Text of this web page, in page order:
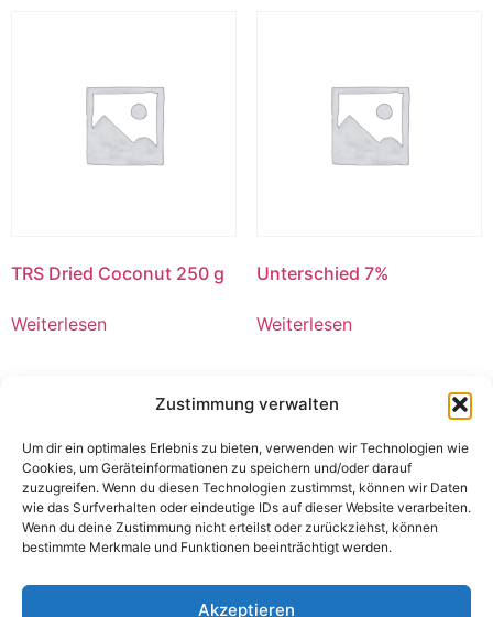
Zustimmung verwalten
Um dir ein optimales Erlebnis zu bieten, verwenden wir Technologien wie
Cookies, um Geräteinformationen zu speichern und/oder darauf
zuzugreifen. Wenn du diesen Technologien zustimmst, können wir Daten
wie das Surfverhalten oder eindeutige IDs auf dieser Website verarbeiten.
Wenn du deine Zustimmung nicht erteilst oder zurückziehst, können
bestimmte Merkmale und Funktionen beeinträchtigt werden.
Akzeptieren
TRS Dried Coconut 250 g
Weiterlesen
Unterschied 7%
Weiterlesen